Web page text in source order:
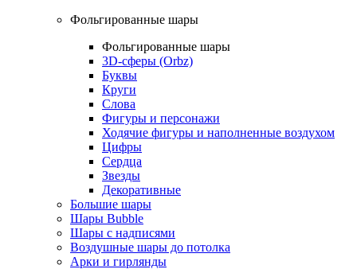
Фольгированные шары
Фольгированные шары
3D-сферы (Orbz)
Буквы
Круги
Слова
Фигуры и персонажи
Ходячие фигуры и наполненные воздухом
Цифры
Сердца
Звезды
Декоративные
Большие шары
Шары Bubble
Шары с надписями
Воздушные шары до потолка
Арки и гирлянды